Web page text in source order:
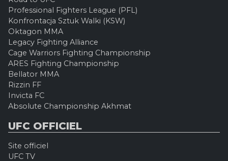
Professional Fighters League (PFL)
Konfrontacja Sztuk Walki (KSW)
Oktagon MMA
Legacy Fighting Alliance
Cage Warriors Fighting Championship
ARES Fighting Championship
Bellator MMA
Rizzin FF
Invicta FC
Absolute Championship Akhmat
UFC OFFICIEL
Site officiel
UFC TV